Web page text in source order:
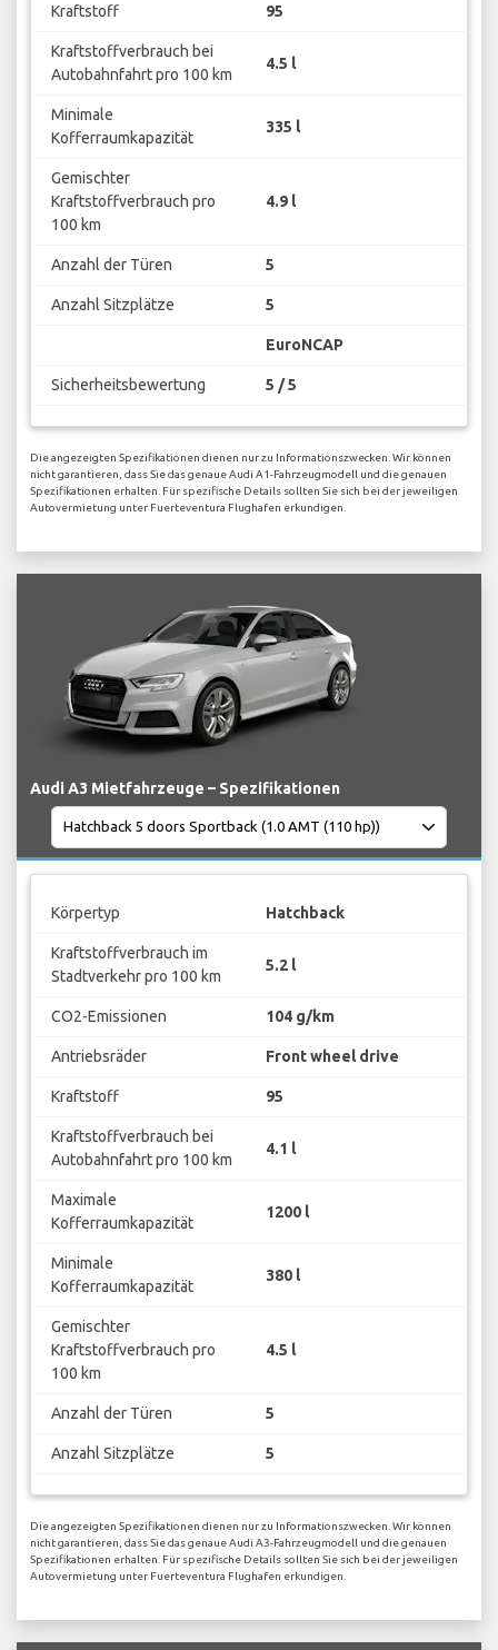
Kraftstoff 95
Kraftstoffverbrauch bei
Autobahnfahrt pro 100 km
4.5 l
Minimale
Kofferraumkapazität
335 l
Gemischter
Kraftstoffverbrauch pro
100 km
4.9 l
Anzahl der Türen 5
Anzahl Sitzplätze 5
EuroNCAP
Sicherheitsbewertung 5 / 5
Die angezeigten Spezifikationen dienen nur zu Informationszwecken. Wir können
nicht garantieren, dass Sie das genaue Audi A1-Fahrzeugmodell und die genauen
Spezifikationen erhalten. Für spezifische Details sollten Sie sich bei der jeweiligen
Autovermietung unter Fuerteventura Flughafen erkundigen.
Audi A3 Mietfahrzeuge – Spezifikationen
Körpertyp Hatchback
Kraftstoffverbrauch im
Stadtverkehr pro 100 km
5.2 l
CO2-Emissionen 104 g/km
Antriebsräder Front wheel drive
Kraftstoff 95
Kraftstoffverbrauch bei
Autobahnfahrt pro 100 km
4.1 l
Maximale
Kofferraumkapazität
1200 l
Minimale
Kofferraumkapazität
380 l
Gemischter
Kraftstoffverbrauch pro
100 km
4.5 l
Anzahl der Türen 5
Anzahl Sitzplätze 5
Die angezeigten Spezifikationen dienen nur zu Informationszwecken. Wir können
nicht garantieren, dass Sie das genaue Audi A3-Fahrzeugmodell und die genauen
Spezifikationen erhalten. Für spezifische Details sollten Sie sich bei der jeweiligen
Autovermietung unter Fuerteventura Flughafen erkundigen.